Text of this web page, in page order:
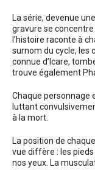
La série, devenue
gravure se
l’histoire raconte à
surnom du cycle, les
connue d’Icare,
trouve également
Chaque personnage
luttant
à la mort.
La position de
vue diffère : les
nos yeux. La